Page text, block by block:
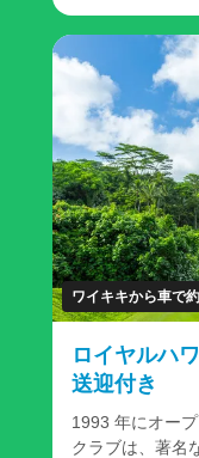
に囲まれたこの
い景色を眺めな
当ツアーは、【
自家用車やレン
かわれる方に最適
タルクラブの貸
ルフはしたいけ
ってくるのは面
んな方はレンタ
込み方法：ゴル
ンが表示されま
選択ください。
ワイキキから車で
ロイヤルハ
送迎付き
1993 年にオー
クラブは、著名